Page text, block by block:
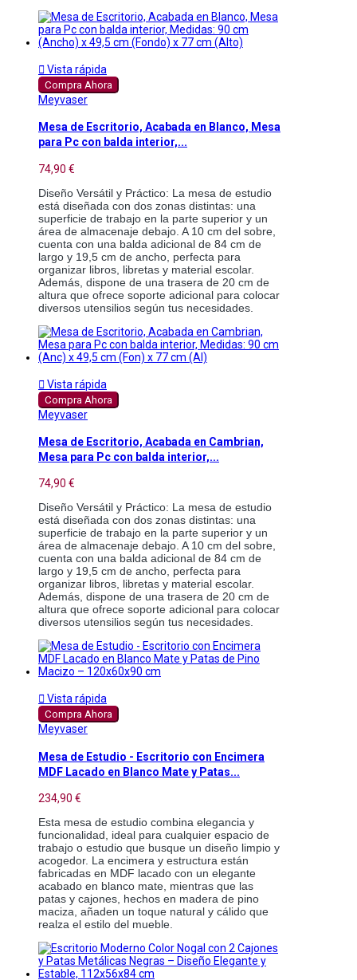
 Vista rápida
Compra Ahora
Meyvaser
Mesa de Escritorio, Acabada en Blanco, Mesa
para Pc con balda interior,...
74,90 €
Diseño Versátil y Práctico: La mesa de estudio
está diseñada con dos zonas distintas: una
superficie de trabajo en la parte superior y un
área de almacenaje debajo. A 10 cm del sobre,
cuenta con una balda adicional de 84 cm de
largo y 19,5 cm de ancho, perfecta para
organizar libros, libretas y material escolar.
Además, dispone de una trasera de 20 cm de
altura que ofrece soporte adicional para colocar
diversos utensilios según tus necesidades.
 Vista rápida
Compra Ahora
Meyvaser
Mesa de Escritorio, Acabada en Cambrian,
Mesa para Pc con balda interior,...
74,90 €
Diseño Versátil y Práctico: La mesa de estudio
está diseñada con dos zonas distintas: una
superficie de trabajo en la parte superior y un
área de almacenaje debajo. A 10 cm del sobre,
cuenta con una balda adicional de 84 cm de
largo y 19,5 cm de ancho, perfecta para
organizar libros, libretas y material escolar.
Además, dispone de una trasera de 20 cm de
altura que ofrece soporte adicional para colocar
diversos utensilios según tus necesidades.
 Vista rápida
Compra Ahora
Meyvaser
Mesa de Estudio - Escritorio con Encimera
MDF Lacado en Blanco Mate y Patas...
234,90 €
Esta mesa de estudio combina elegancia y
funcionalidad, ideal para cualquier espacio de
trabajo o estudio que busque un diseño limpio y
acogedor. La encimera y estructura están
fabricadas en MDF lacado con un elegante
acabado en blanco mate, mientras que las
patas y cajones, hechos en madera de pino
maciza, añaden un toque natural y cálido que
realza el estilo del mueble.